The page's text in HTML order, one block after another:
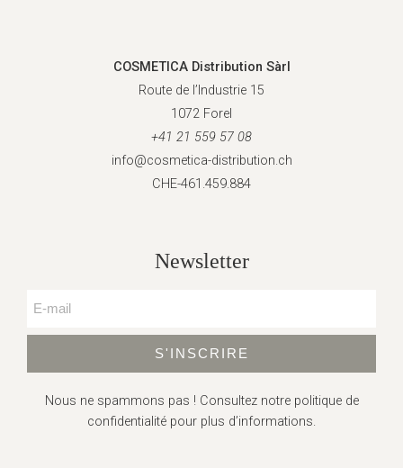
COSMETICA Distribution Sàrl
Route de l’Industrie 15
1072 Forel
+41 21 559 57 08
info@cosmetica-distribution.ch
CHE-461.459.884
Newsletter
S'INSCRIRE
Nous ne spammons pas ! Consultez notre politique de
confidentialité pour plus d’informations.